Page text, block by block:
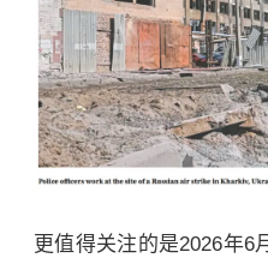
更值得关注的是2026年6